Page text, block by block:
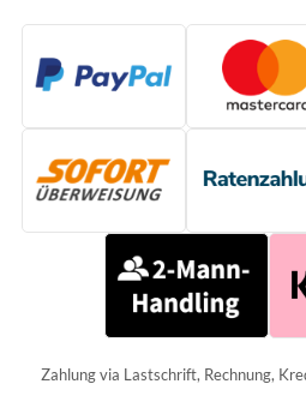
Zahlung via Lastschrift, Rechnung,